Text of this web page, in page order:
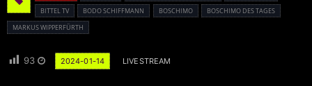
BITTEL TV
BODO SCHIFFMANN BOSCHIMO
BOSCHIMO DES TAGES
MARKUS WIPPERFÜRTH
93 2024-01-14 LIVESTREAM